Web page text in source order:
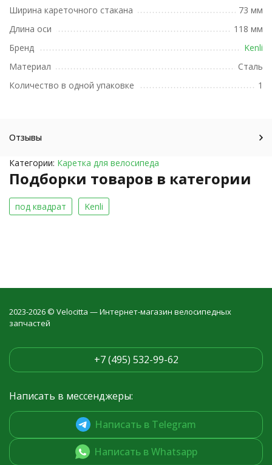
Ширина кареточного стакана
73 мм
Длина оси
118 мм
Бренд
Kenli
Материал
Сталь
Количество в одной упаковке
1
Отзывы
Категории: Каретка для велосипеда
Подборки товаров в категории
под квадрат Kenli
2023-2026 © Velocitta — Интернет-магазин велосипедных
запчастей
+7 (495) 532-99-62
Написать в мессенджеры:
Написать в Telegram
Написать в Whatsapp